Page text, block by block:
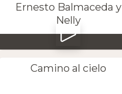
Ernesto Balmaceda y
Nelly
Camino al cielo